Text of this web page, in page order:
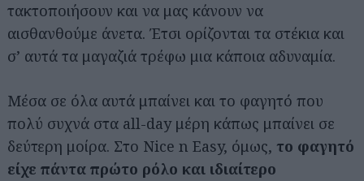
τακτοποιήσουν και να μας κάνουν να
αισθανθούμε άνετα. Έτσι ορίζονται τα στέκια και
σ’ αυτά τα μαγαζιά τρέφω μια κάποια αδυναμία.
Μέσα σε όλα αυτά μπαίνει και το φαγητό που
πολύ συχνά στα all-day μέρη κάπως μπαίνει σε
δεύτερη μοίρα. Στο Nice n Easy, όμως, το φαγητό
είχε πάντα πρώτο ρόλο και ιδιαίτερο